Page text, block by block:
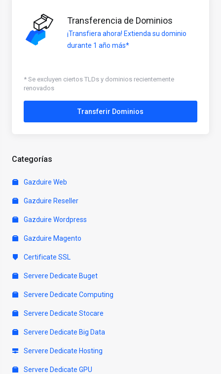
Categorías
Gazduire Web
Gazduire Reseller
Gazduire Wordpress
Gazduire Magento
Certificate SSL
Servere Dedicate Buget
Servere Dedicate Computing
Servere Dedicate Stocare
Servere Dedicate Big Data
Servere Dedicate Hosting
Servere Dedicate GPU
Transferencia de Dominios
¡Transfiera ahora! Extienda su dominio
durante 1 año más*
* Se excluyen ciertos TLDs y dominios recientemente
renovados
Transferir Dominios